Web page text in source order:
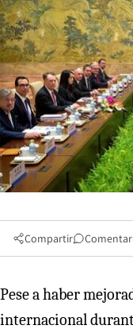
Compartir
Pese a haber
internacional